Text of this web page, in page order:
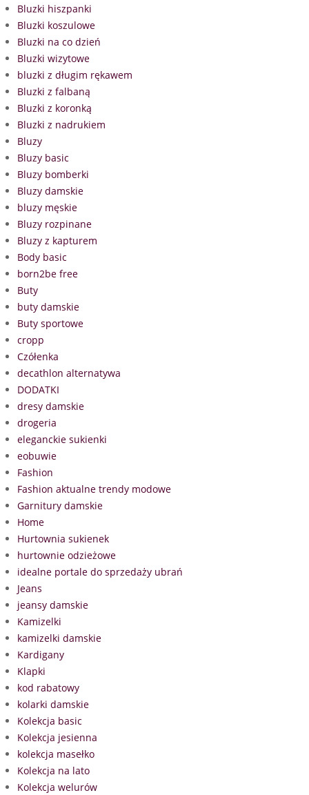
Bluzki hiszpanki
Bluzki koszulowe
Bluzki na co dzień
Bluzki wizytowe
bluzki z długim rękawem
Bluzki z falbaną
Bluzki z koronką
Bluzki z nadrukiem
Bluzy
Bluzy basic
Bluzy bomberki
Bluzy damskie
bluzy męskie
Bluzy rozpinane
Bluzy z kapturem
Body basic
born2be free
Buty
buty damskie
Buty sportowe
cropp
Czółenka
decathlon alternatywa
DODATKI
dresy damskie
drogeria
eleganckie sukienki
eobuwie
Fashion
Fashion aktualne trendy modowe
Garnitury damskie
Home
Hurtownia sukienek
hurtownie odzieżowe
idealne portale do sprzedaży ubrań
Jeans
jeansy damskie
Kamizelki
kamizelki damskie
Kardigany
Klapki
kod rabatowy
kolarki damskie
Kolekcja basic
Kolekcja jesienna
kolekcja masełko
Kolekcja na lato
Kolekcja welurów